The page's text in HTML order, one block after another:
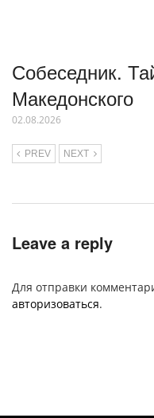
Собеседник.
Македонского
02.08.2026
PREV NEXT
Leave a reply
Для отправки
авторизоваться.